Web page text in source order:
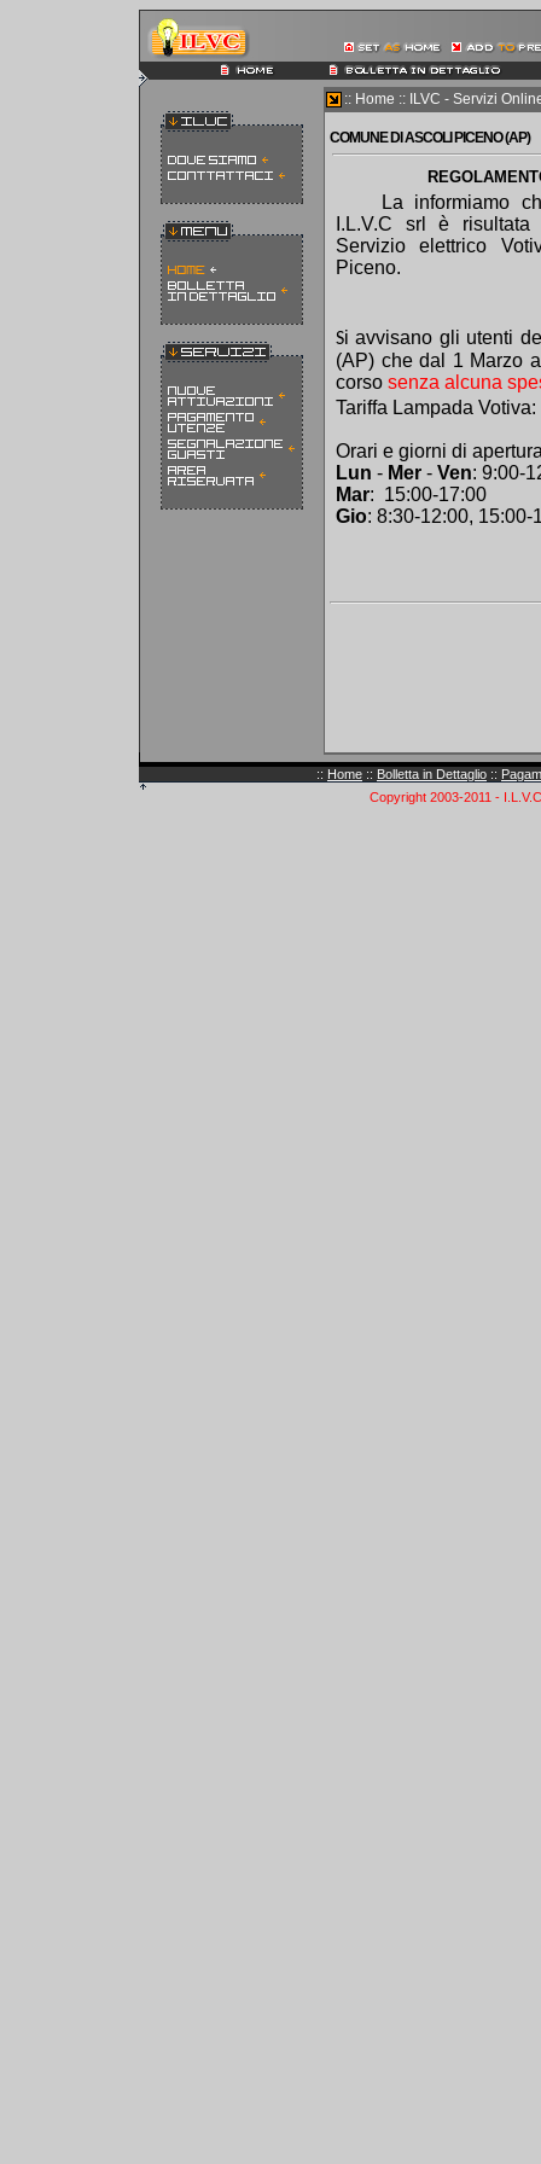
:: Home :: ILVC - Servizi
COMUNE DI ASCOLI PICENO (AP)
La informiamo
I.L.V.C srl è
Servizio elettrico
Piceno.
Si avvisano gli utenti
(AP) che dal 1 Marzo
corso senza alcuna
Tariffa Lampada Votiva:
Orari e giorni di
Lun - Mer - Ven: 9:00-
Mar: 15:00-17:00
Gio: 8:30-12:00, 15:00-
:: Home :: Bolletta in Dettaglio ::
Copyright 2003-2011 -